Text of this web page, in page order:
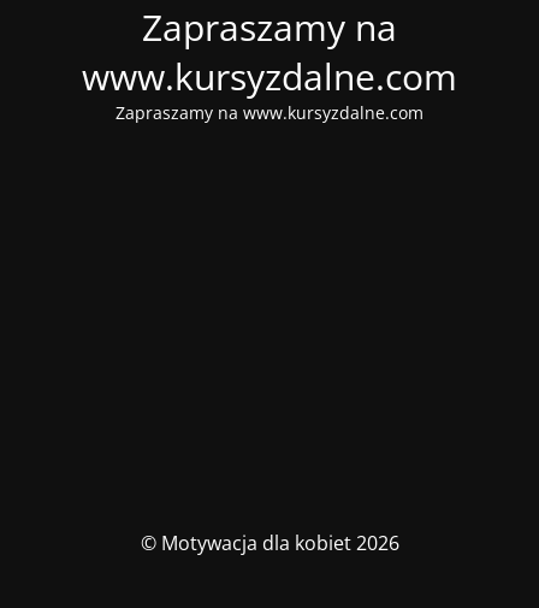
Zapraszamy na
www.kursyzdalne.com
Zapraszamy na www.kursyzdalne.com
© Motywacja dla kobiet 2026